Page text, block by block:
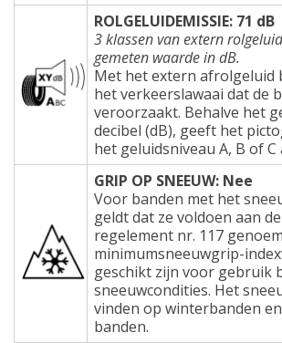
ROLGELUIDEMISSIE: 71 dB
3 klassen van extern
gemeten waarde in dB.
Met het extern afrolgeluid
het verkeerslawaai dat de
veroorzaakt. Behalve het
decibel (dB), geeft het
het geluidsniveau A, B of C
GRIP OP SNEEUW: Nee
Voor banden met het
geldt dat ze voldoen aan
regelement nr. 117
minimumsneeuwgrip-
geschikt zijn voor gebruik
sneeuwcondities. Het
vinden op winterbanden
banden.